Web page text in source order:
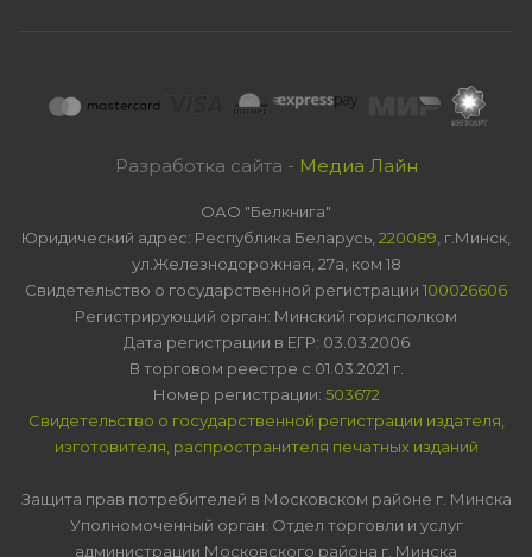
Разработка сайта - Медиа Лайн
ОАО "Белкнига"
Юридический адрес: Республика Беларусь, 220089 , г.Минск,
ул.Железнодорожная, 27а, ком 18
Свидетельство о государственной регистрации 100026606
Регистрирующий орган: Минский горисполком
Дата регистрации в ЕГР: 03.03.2006
В торговом реестре с 01.03.2021 г.
Номер регистрации: 503672
Свидетельство о государственной регистрации издателя,
изготовителя, распространителя печатных изданий
Защита прав потребителей в Московском районе г. Минска
Уполномоченный орган: Отдел торговли и услуг
администрации Московского района г. Минска